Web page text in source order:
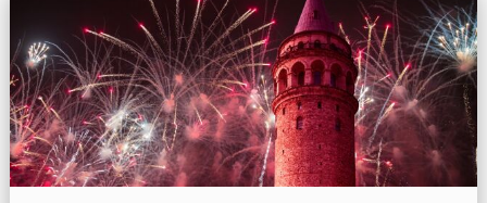
центральное место занимает блюдо, приготовленное из
ростков пшеницы – ...